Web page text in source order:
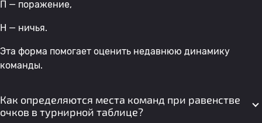
П — поражение,
Н — ничья.
Эта форма помогает оценить недавнюю динамику
команды.
Как определяются места команд при равенстве
очков в турнирной таблице?